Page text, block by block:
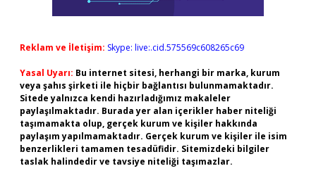
Reklam ve İletişim: Skype: live:.cid.575569c608265c69
Yasal Uyarı: Bu internet sitesi, herhangi bir marka, kurum
veya şahıs şirketi ile hiçbir bağlantısı bulunmamaktadır.
Sitede yalnızca kendi hazırladığımız makaleler
paylaşılmaktadır. Burada yer alan içerikler haber niteliği
taşımamakta olup, gerçek kurum ve kişiler hakkında
paylaşım yapılmamaktadır. Gerçek kurum ve kişiler ile isim
benzerlikleri tamamen tesadüfidir. Sitemizdeki bilgiler
taslak halindedir ve tavsiye niteliği taşımazlar.